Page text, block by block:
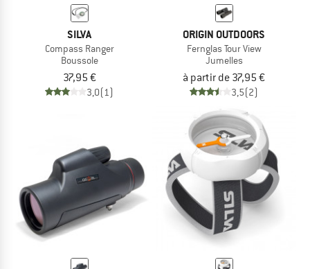
SILVA
Compass Ranger
Boussole
37,95 €
3,0(1)
ORIGIN OUTDOORS
Fernglas Tour View
Jumelles
à partir de 37,95 €
3,5(2)